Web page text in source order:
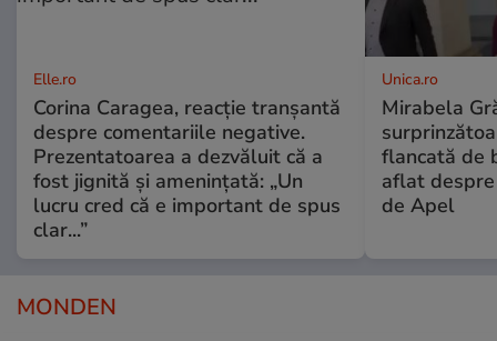
Elle.ro
Corina Caragea, reacție tranșantă
despre comentariile negative.
Prezentatoarea a dezvăluit că a
fost jignită și amenințată: „Un
lucru cred că e important de spus
clar...”
Unica.ro
Mirabela
flancată de
aflat
de Apel
MONDEN